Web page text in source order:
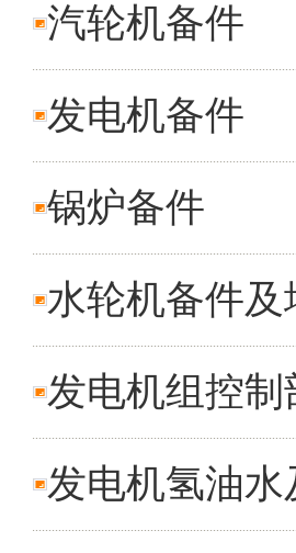
汽轮机备件
发电机备件
锅炉备件
水轮机备件及
发电机组控制
发电机氢油